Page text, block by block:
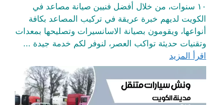
١٠ سنوات، من خلال أفضل فنيين صيانة مصاعد في
الكويت لديهم خبرة عريقة في تركيب المصاعد بكافة
أنواعها، ويقومون بصيانة الاسانسيرات وتصليحها بمعدات
وتقنيات حديثة تواكب العصر، لنوفر لكم خدمة جيدة ...
اقرأ المزيد